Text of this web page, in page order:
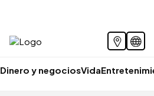
Dinero y negociosVida